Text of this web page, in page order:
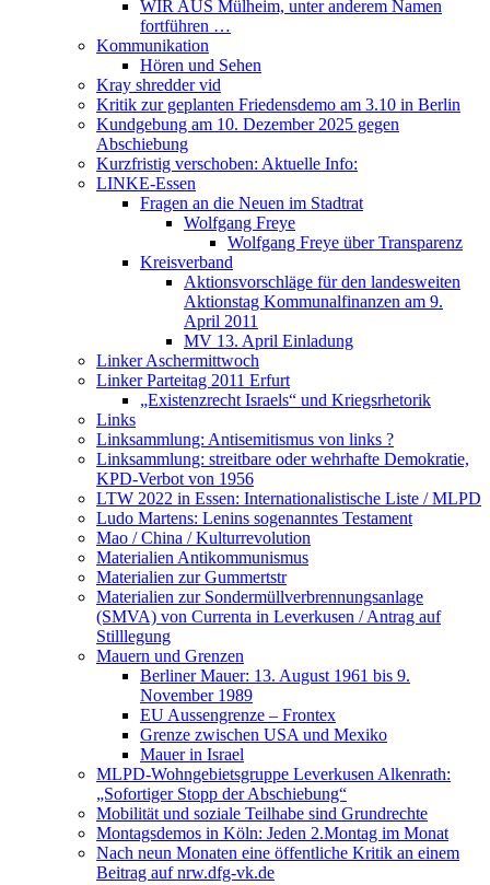
WIR AUS Mülheim, unter anderem Namen
fortführen …
Kommunikation
Hören und Sehen
Kray shredder vid
Kritik zur geplanten Friedensdemo am 3.10 in Berlin
Kundgebung am 10. Dezember 2025 gegen
Abschiebung
Kurzfristig verschoben: Aktuelle Info:
LINKE-Essen
Fragen an die Neuen im Stadtrat
Wolfgang Freye
Wolfgang Freye über Transparenz
Kreisverband
Aktionsvorschläge für den landesweiten
Aktionstag Kommunalfinanzen am 9.
April 2011
MV 13. April Einladung
Linker Aschermittwoch
Linker Parteitag 2011 Erfurt
„Existenzrecht Israels“ und Kriegsrhetorik
Links
Linksammlung: Antisemitismus von links ?
Linksammlung: streitbare oder wehrhafte Demokratie,
KPD-Verbot von 1956
LTW 2022 in Essen: Internationalistische Liste / MLPD
Ludo Martens: Lenins sogenanntes Testament
Mao / China / Kulturrevolution
Materialien Antikommunismus
Materialien zur Gummertstr
Materialien zur Sondermüllverbrennungsanlage
(SMVA) von Currenta in Leverkusen / Antrag auf
Stilllegung
Mauern und Grenzen
Berliner Mauer: 13. August 1961 bis 9.
November 1989
EU Aussengrenze – Frontex
Grenze zwischen USA und Mexiko
Mauer in Israel
MLPD-Wohngebietsgruppe Leverkusen Alkenrath:
„Sofortiger Stopp der Abschiebung“
Mobilität und soziale Teilhabe sind Grundrechte
Montagsdemos in Köln: Jeden 2.Montag im Monat
Nach neun Monaten eine öffentliche Kritik an einem
Beitrag auf nrw.dfg-vk.de